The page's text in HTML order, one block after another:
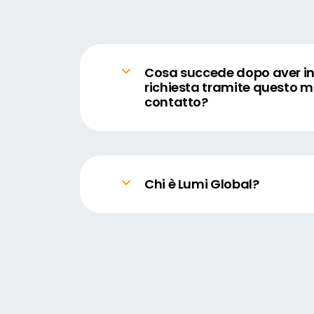
Cosa succede dopo aver
richiesta tramite questo
contatto?
Chi è Lumi Global?